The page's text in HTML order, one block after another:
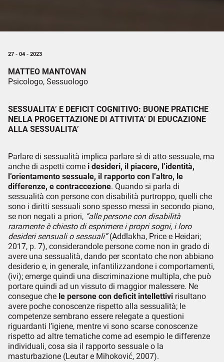
27 - 04 - 2023
MATTEO MANTOVAN
Psicologo, Sessuologo
SESSUALITA’ E DEFICIT COGNITIVO: BUONE PRATICHE
NELLA PROGETTAZIONE DI ATTIVITA’ DI EDUCAZIONE
ALLA SESSUALITA’
Parlare di sessualità implica parlare sì di atto sessuale, ma
anche di aspetti come i desideri, il piacere, l’identità,
l’orientamento sessuale, il rapporto con l’altro, le
differenze, e contraccezione. Quando si parla di
sessualità con persone con disabilità purtroppo, quelli che
sono i diritti sessuali sono spesso messi in secondo piano,
se non negati a priori, “alle persone con disabilità
raramente è chiesto di esprimere i propri sogni, i loro
desideri sensuali o sessuali”(Addlakha, Price e Heidari;
2017, p. 7), considerandole persone come non in grado di
avere una sessualità, dando per scontato che non abbiano
desiderio e, in generale, infantilizzandone i comportamenti,
(ivi); emerge quindi una discriminazione multipla, che può
portare quindi ad un vissuto di maggior malessere. Ne
consegue che le persone con deficit intellettivi risultano
avere poche conoscenze rispetto alla sessualità; le
competenze sembrano essere relegate a questioni
riguardanti l’igiene, mentre vi sono scarse conoscenze
rispetto ad altre tematiche come ad esempio le differenze
individuali, cosa sia il rapporto sessuale o la
masturbazione (Leutar e Mihoković, 2007).